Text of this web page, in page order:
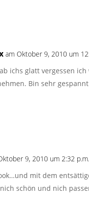
am Oktober 9, 2010 um
ichs glatt vergessen
Bin sehr
9, 2010 um 2:32 p.m.
mit dem
schön und nich